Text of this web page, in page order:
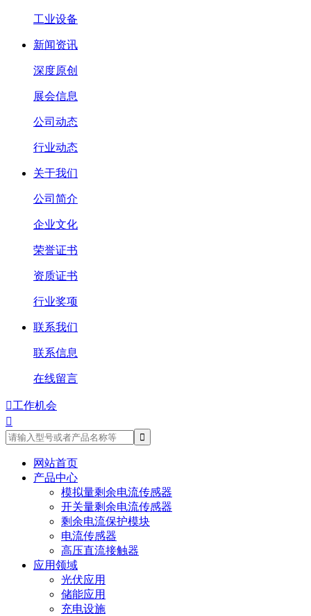
工业设备
新闻资讯
深度原创
展会信息
公司动态
行业动态
关于我们
公司简介
企业文化
荣誉证书
资质证书
行业奖项
联系我们
联系信息
在线留言
工作机会

网站首页
产品中心
模拟量剩余电流传感器
开关量剩余电流传感器
剩余电流保护模块
电流传感器
高压直流接触器
应用领域
光伏应用
储能应用
充电设施